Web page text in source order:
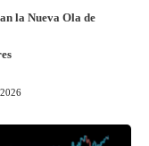
la Nueva Ola de